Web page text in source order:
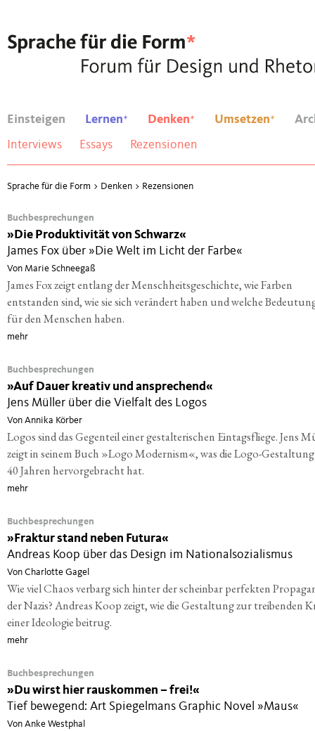
Einsteigen Lernen* Denken*
Interviews Essays Rezensionen
Umsetzen*
Sprache für die Form > Denken > Rezensionen
Buchbesprechungen
» Die Produktivität von Schwarz«
James Fox über »Die Welt im Licht der Farbe«
Von Marie Schneegaß
James Fox zeigt entlang der Menschheitsgeschichte, wie Farben
entstanden sind, wie sie sich verändert haben und welche
für den Menschen haben.
mehr
Buchbesprechungen
»Auf Dauer kreativ und ansprechend«
Jens Müller über die Vielfalt des Logos
Von Annika Körber
Logos sind das Gegenteil einer gestalterischen Eintagsfliege. Jens
zeigt in seinem Buch »Logo Modernism«, was die Logo-
40 Jahren hervorgebracht hat.
mehr
Buchbesprechungen
» Fraktur stand neben Futura«
Andreas Koop über das Design im Nationalsozialismus
Von Charlotte Gagel
Wie viel Chaos verbarg sich hinter der scheinbar perfekten
der Nazis? Andreas Koop zeigt, wie die Gestaltung zur treibenden
einer Ideologie beitrug.
mehr
Buchbesprechungen
» Du wirst hier rauskommen – frei!«
Tief bewegend: Art Spiegelmans Graphic Novel »Maus«
Von Anke Westphal